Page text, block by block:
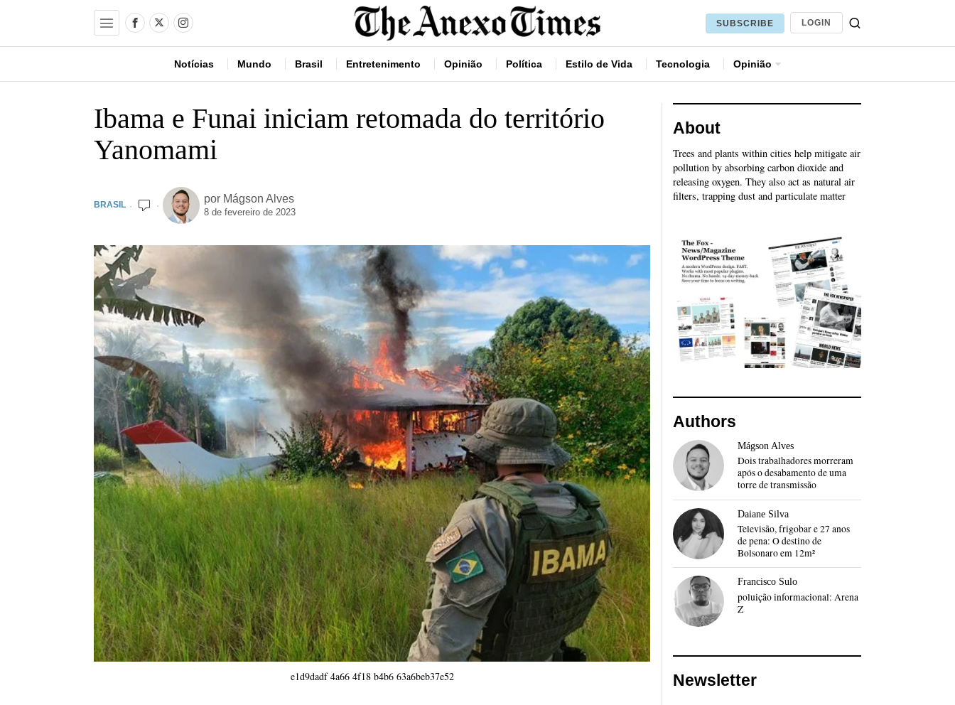
SUBSCRIBE LOGIN
Notícias Mundo Brasil Entretenimento Opinião Política Estilo de Vida Tecnologia Opinião
Ibama e Funai iniciam retomada do território
Yanomami
BRASIL por Mágson Alves
8 de fevereiro de 2023
e1d9dadf 4a66 4f18 b4b6 63a6beb37e52
About
Trees and plants within cities help mitigate air
pollution by absorbing carbon dioxide and
releasing oxygen. They also act as natural air
filters, trapping dust and particulate matter
Authors
Mágson Alves
Dois trabalhadores morreram
após o desabamento de uma
torre de transmissão
Daiane Silva
Televisão, frigobar e 27 anos
de pena: O destino de
Bolsonaro em 12m²
Francisco Sulo
poluição informacional: Arena
Z
Newsletter